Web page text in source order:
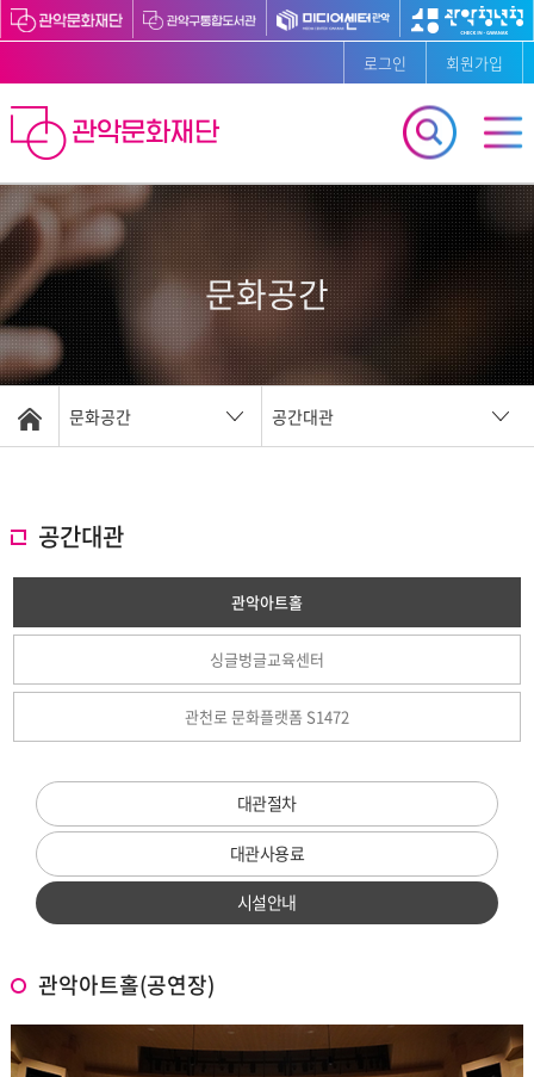
로그인 회원가입
문화공간
문화공간 공간대관
공간대관
관악아트홀
싱글벙글교육센터
관천로 문화플랫폼 S1472
대관절차
대관사용료
시설안내
관악아트홀(공연장)